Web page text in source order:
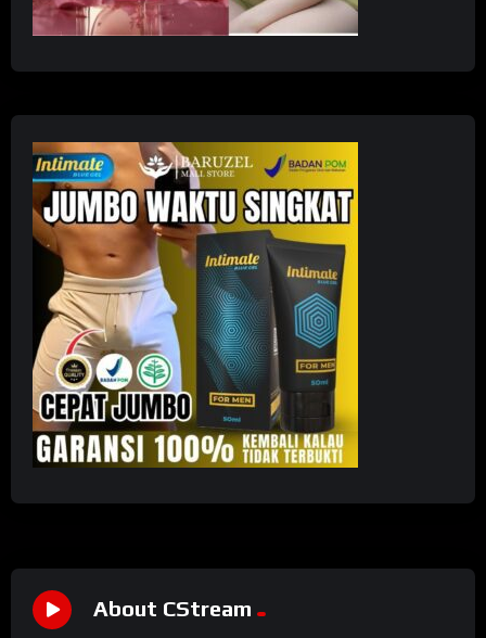
About CStream